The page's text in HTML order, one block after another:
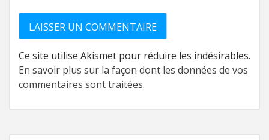
Ce site utilise Akismet pour réduire les indésirables.
En savoir plus sur la façon dont les données de vos
commentaires sont traitées.